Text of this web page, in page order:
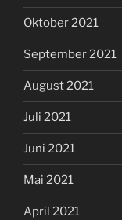
Oktober 2021
September 2021
August 2021
Juli 2021
Juni 2021
Mai 2021
April 2021